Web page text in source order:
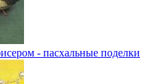
- пасхальные поделки